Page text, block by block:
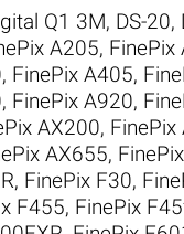
Q1 3M, DS-20,
A205, FinePix
, FinePix A405,
, FinePix A920,
AX200, FinePix
AX655,
, FinePix F30,
F455, FinePix